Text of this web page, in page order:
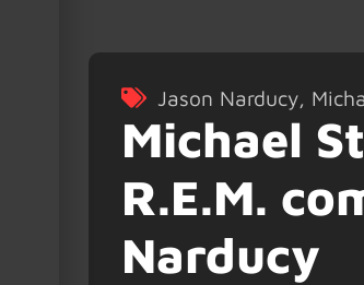
Jason Narducy,
Michael
R.E.M.
Narducy